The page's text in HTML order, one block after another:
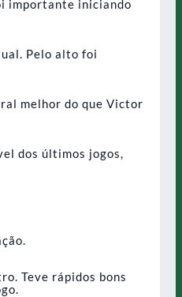
importante iniciando
Pelo alto foi
melhor do que Victor
dos últimos jogos,
Teve rápidos bons